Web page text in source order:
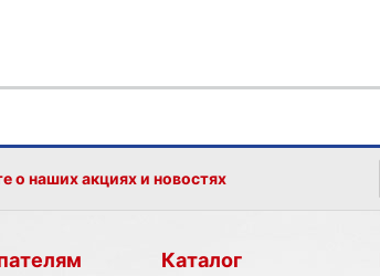
о наших акциях и новостях
Каталог